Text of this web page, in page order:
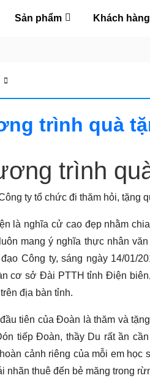
Sản phẩm Khách hàng
trình quà
trình
ty tổ chức đi thăm hỏi, tặng
là nghĩa cử cao đẹp nhằm
mang ý nghĩa thực nhân
đạo Công ty, sáng ngày 14/
cơ sở Đài PTTH tỉnh Điện
địa bàn tỉnh.
tiên của Đoàn là thăm và
tiếp Đoàn, thầy Du rất ần
cảnh riêng của mỗi em học
nhãn thuê đến bẻ măng trong